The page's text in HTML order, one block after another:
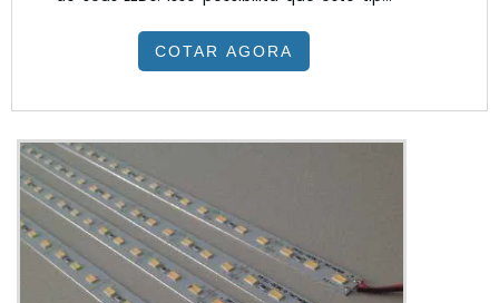
de produto possa estar disponível no
mercado em versões RGB coloridas, onde
ADICIONAIS SOBRE O PRODUTOAlém de
inseridos em fitas flexíveis, ele pode ser
utilizado pela indústria de iluminação na
criação de luminárias. Com a inserção dos
LED ...
COTAR AGORA